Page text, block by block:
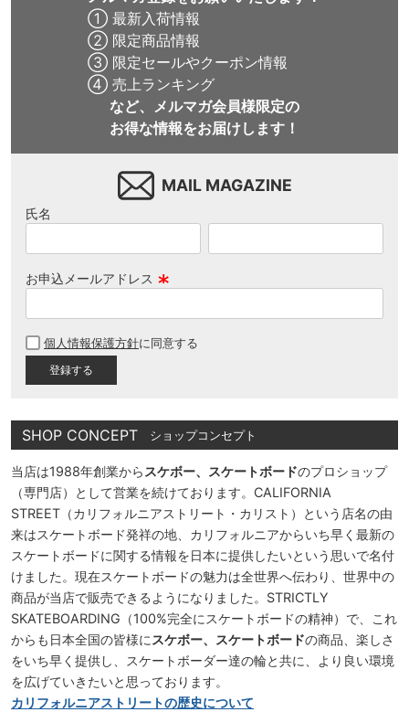
① 最新入荷情報
② 限定商品情報
③ 限定セールやクーポン情報
④ 売上ランキング
など、メルマガ会員様限定の
お得な情報をお届けします！
MAIL MAGAZINE
氏名
お申込メールアドレス
須
個人情報保護方針に同意する
SHOP CONCEPT ショップコンセプト
当店は1988年創業から スケボー、スケートボードのプロショップ
（専門店）として営業を続けております。CALIFORNIA
STREET（カリフォルニアストリート・カリスト）という店名の由
来はスケートボード発祥の地、カリフォルニアからいち早く最新の
スケートボードに関する情報を日本に提供したいという思いで名付
けました。現在スケートボードの魅力は全世界へ伝わり、世界中の
商品が当店で販売できるようになりました。STRICTLY
SKATEBOARDING（100%完全にスケートボードの精神）で、これ
からも日本全国の皆様に スケボー、スケートボードの商品、楽しさ
をいち早く提供し、スケートボーダー達の輪と共に、より良い環境
を広げていきたいと思っております。
カリフォルニアストリートの歴史について